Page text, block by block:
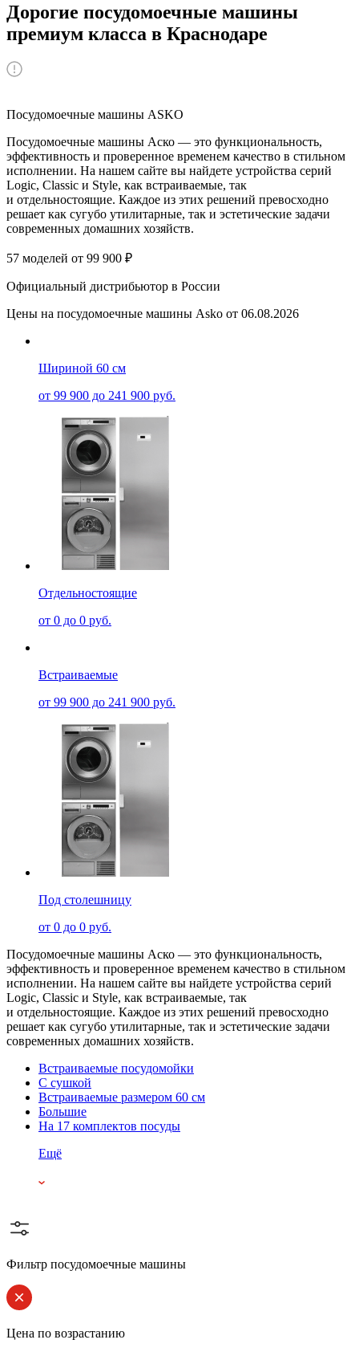
Дорогие посудомоечные машины
премиум класса в Краснодаре
Посудомоечные машины ASKO
Посудомоечные машины Аско — это функциональность,
эффективность и проверенное временем качество в стильном
исполнении. На нашем сайте вы найдете устройства серий
Logic, Classic и Style, как встраиваемые, так
и отдельностоящие. Каждое из этих решений превосходно
решает как сугубо утилитарные, так и эстетические задачи
современных домашних хозяйств.
57 моделей от 99 900 ₽
Официальный дистрибьютор в России
Цены на посудомоечные машины Asko от 06.08.2026
Шириной 60 см
от 99 900 до 241 900 руб.
Отдельностоящие
от 0 до 0 руб.
Встраиваемые
от 99 900 до 241 900 руб.
Под столешницу
от 0 до 0 руб.
Посудомоечные машины Аско — это функциональность,
эффективность и проверенное временем качество в стильном
исполнении. На нашем сайте вы найдете устройства серий
Logic, Classic и Style, как встраиваемые, так
и отдельностоящие. Каждое из этих решений превосходно
решает как сугубо утилитарные, так и эстетические задачи
современных домашних хозяйств.
Встраиваемые посудомойки
С сушкой
Встраиваемые размером 60 см
Большие
На 17 комплектов посуды
Ещё
Фильтр посудомоечные машины
Цена по возрастанию